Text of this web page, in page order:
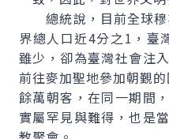
總統說，目前全球穆
界總人口近4分之1，臺
雖少，卻為臺灣社會注
前往麥加聖地參加朝覲
餘萬朝客，在同一期間
實屬罕見與難得，也是